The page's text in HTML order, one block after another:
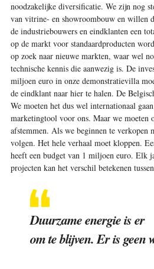
noodzakelijke diversificatie. We zijn nog
van vitrine- en showroombouw en willen
de industriebouwers en eindklanten een
op de markt voor standaardproducten
op zoek naar nieuwe markten, waar wel
technische kennis die aanwezig is. De
miljoen euro in onze demonstratievilla
de eindklant naar hier te halen. De
We moeten het dus wel internationaal
marketingtool voor ons. Maar we moeten
afstemmen. Als we beginnen te verkopen
volgen. Het hele verhaal moet kloppen.
heeft een budget van 1 miljoen euro. Elk
projecten kan het verschil betekenen
Duurzame energie is er
om te blijven. Er is geen